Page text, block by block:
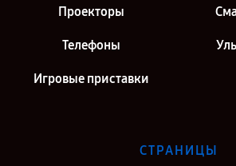
Проекторы
Телефоны
Игровые приставки
СТРАНИЦЫ